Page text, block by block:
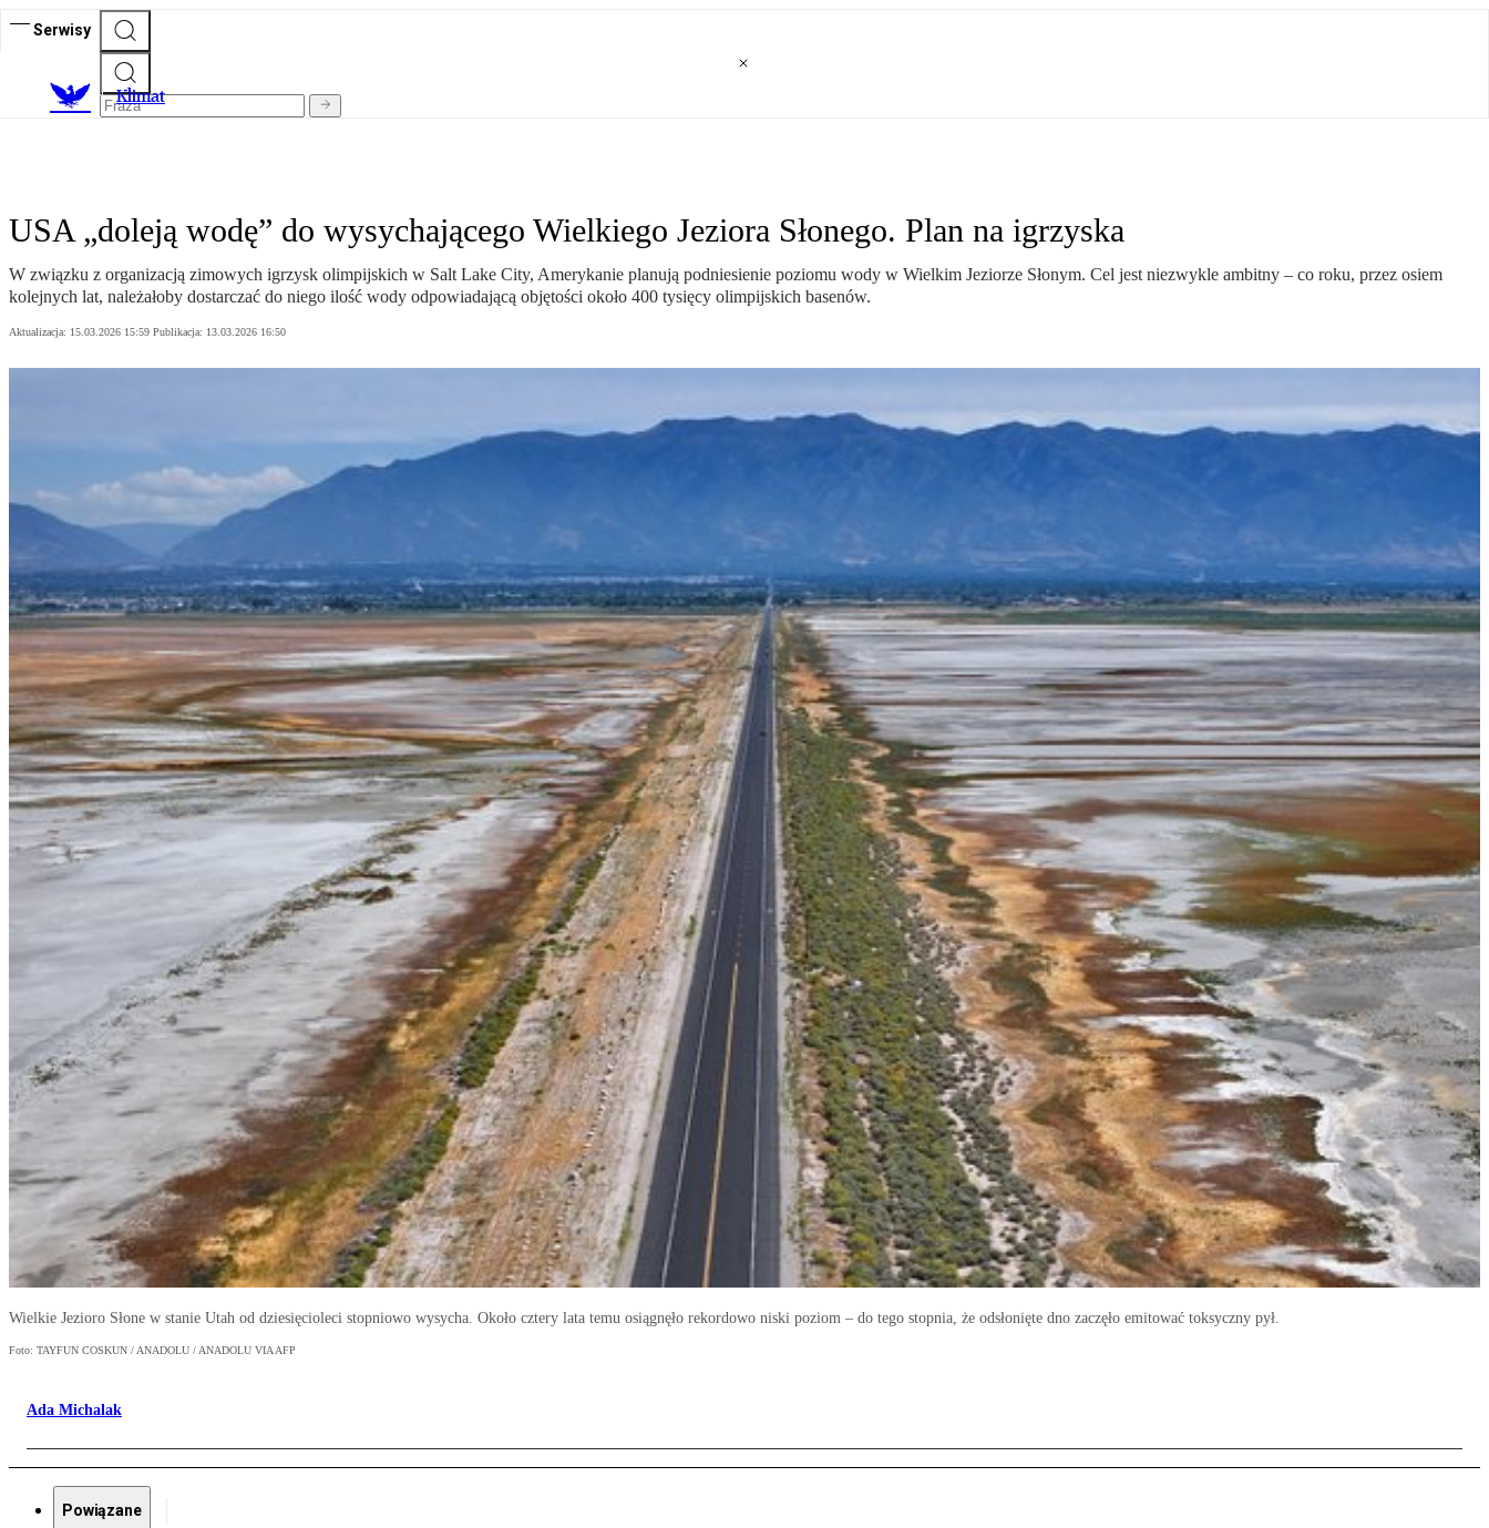
Serwisy
Klimat
USA „doleją wodę” do wysychającego Wielkiego Jeziora Słonego. Plan na igrzyska
W związku z organizacją zimowych igrzysk olimpijskich w Salt Lake City, Amerykanie planują podniesienie poziomu wody w Wielkim Jeziorze Słonym. Cel jest niezwykle ambitny – co roku, przez osiem
kolejnych lat, należałoby dostarczać do niego ilość wody odpowiadającą objętości około 400 tysięcy olimpijskich basenów.
Aktualizacja: 15.03.2026 15:59 Publikacja: 13.03.2026 16:50
Wielkie Jezioro Słone w stanie Utah od dziesięcioleci stopniowo wysycha. Około cztery lata temu osiągnęło rekordowo niski poziom – do tego stopnia, że odsłonięte dno zaczęło emitować toksyczny pył.
Foto: TAYFUN COSKUN / ANADOLU / ANADOLU VIA AFP
Ada Michalak
Powiązane